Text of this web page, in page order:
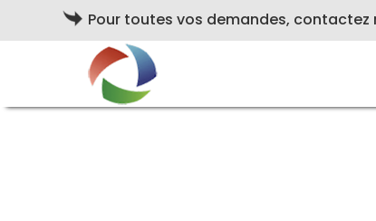
Pour toutes vos demandes, contactez